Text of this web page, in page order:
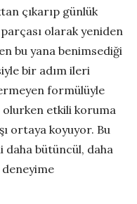
çıkarıp günlük
olarak yeniden
bu yana benimsediği
bir adım ileri
formülüyle
olurken etkili koruma
ortaya koyuyor. Bu
daha bütüncül, daha